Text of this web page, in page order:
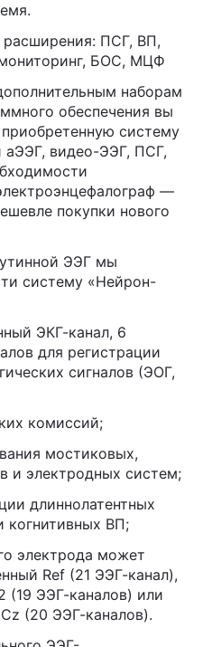
ПСГ, ВП,
БОС, МЦФ
наборам
обеспечения вы
систему
аЭЭГ, видео-ЭЭГ, ПСГ,
—
покупки нового
ЭЭГ мы
систему «Нейрон-
ЭКГ-канал, 6
для регистрации
сигналов (ЭОГ,
комиссий;
мостиковых,
и электродных систем;
длиннолатентных
когнитивных ВП;
электрода может
Ref (21 ЭЭГ-канал),
(19 ЭЭГ-каналов) или
(20 ЭЭГ-каналов).